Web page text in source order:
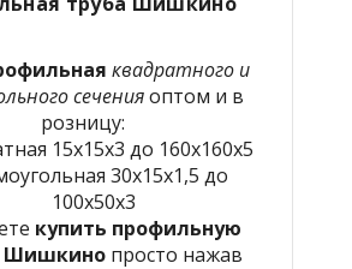
квадратного и
сеченияоптом и в
розницу:
15х15х3 до 160х160х5
30х15х1,5 до
100х50х3
купить профильную
Шишкино просто нажав